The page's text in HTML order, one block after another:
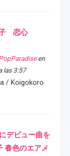
子 恋心
en
las 3:57
/ Koigokoro
デビュー曲を
春色のエアメ